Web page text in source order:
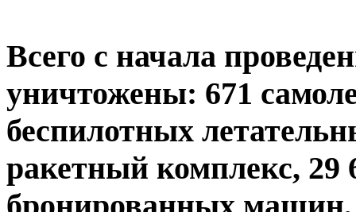
Всего с начала
уничтожены: 671
беспилотных
ракетный комплекс, 29